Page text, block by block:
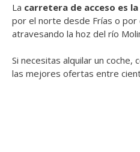
La carretera de acceso es la
por el norte desde Frías o por
atravesando la hoz del río
Si necesitas alquilar un coche,
las mejores ofertas entre